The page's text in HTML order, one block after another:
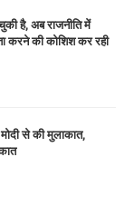
है, अब राजनीति में
करने की कोशिश कर रही
से की मुलाकात,